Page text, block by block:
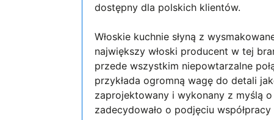
dostępny dla polskich klientów.
Włoskie kuchnie słyną z
największy włoski producent w tej
przede wszystkim niepowtarzalne
przykłada ogromną wagę do detali
zaprojektowany i wykonany z myślą
zadecydowało o podjęciu